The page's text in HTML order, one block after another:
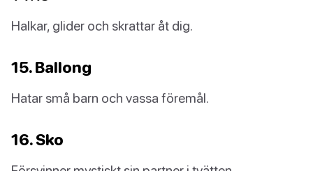
Halkar, glider och skrattar åt dig.
15. Ballong
Hatar små barn och vassa föremål.
16. Sko